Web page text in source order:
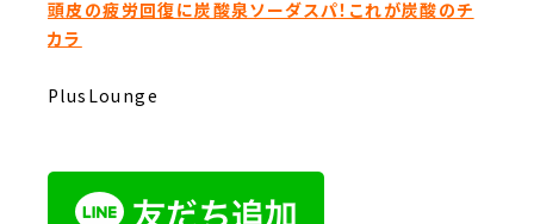
頭皮の疲労回復に炭酸泉ソーダスパ！これが炭酸のチ
カラ
PlusLounge